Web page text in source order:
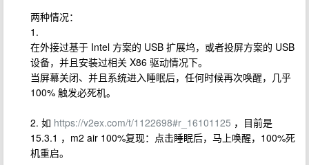
两种情况：
1.
在外接过基于 Intel 方案的 USB 扩展坞，或者投屏方案的 USB
设备，并且安装过相关 X86 驱动情况下。
当屏幕关闭、并且系统进入睡眠后，任何时候再次唤醒，几乎
100% 触发必死机。
2. 如 https://v2ex.com/t/1122698#r_16101125 ，目前是
15.3.1 ，m2 air 100%复现：点击睡眠后，马上唤醒，100%死
机重启。